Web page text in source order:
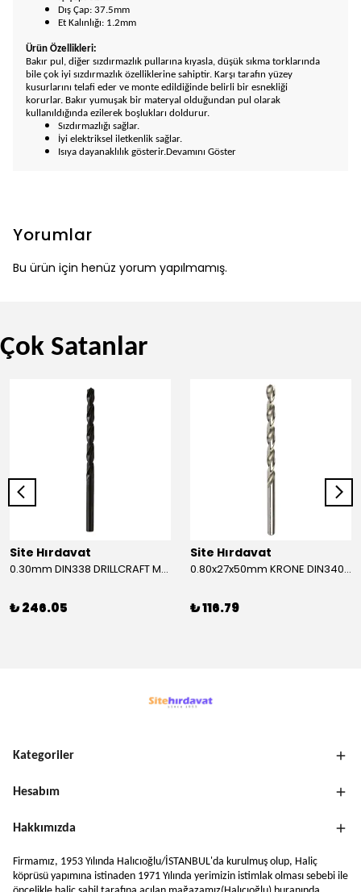
Dış Çap: 37.5mm
Et Kalınlığı: 1.2mm
Ürün Özellikleri:
Bakır pul, diğer sızdırmazlık pullarına kıyasla, düşük sıkma torklarında
bile çok iyi sızdırmazlık özelliklerine sahiptir. Karşı tarafın yüzey
kusurlarını telafi eder ve monte edildiğinde belirli bir esnekliği
korurlar. Bakır yumuşak bir materyal olduğundan pul olarak
kullanıldığında ezilerek boşlukları doldurur.
Sızdırmazlığı sağlar.
İyi elektriksel iletkenlik sağlar.
Isıya dayanaklılık gösterir.Devamını Göster
Yorumlar
Bu ürün için henüz yorum yapılmamış.
Çok Satanlar
Site Hırdavat
0.30mm DIN338 DRILLCRAFT MATKAP UCU HSS 10 Adet
₺ 246.05
Site Hırdavat
0.80x27x50mm KRONE DIN340 UZUN MATKAP UCU HSS 10 Adet
₺ 116.79
Kategoriler
Hesabım
Hakkımızda
Firmamız, 1953 Yılında Halıcıoğlu/İSTANBUL'da kurulmuş olup, Haliç
köprüsü yapımına istinaden 1971 Yılında yerimizin istimlak olması sebebi ile